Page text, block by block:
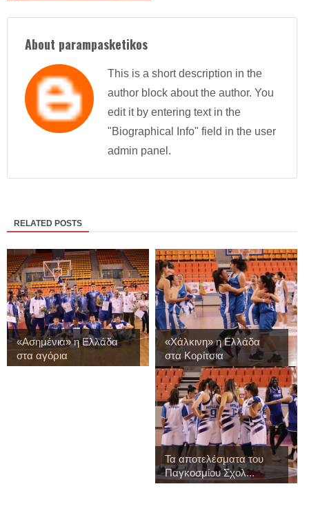
About parampasketikos
This is a short description in the
author block about the author. You
edit it by entering text in the
"Biographical Info" field in the user
admin panel.
RELATED POSTS
«Ασημένια» η Ελλάδα
στα αγόρια
«Χάλκινη» η Ελλάδα
στα Κορίτσια
Τα αποτελέσματα του
Παγκοσμίου Σχολ...